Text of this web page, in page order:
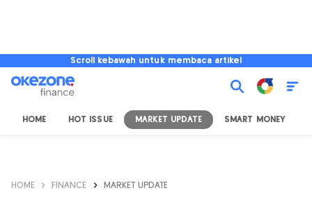
Scroll kebawah untuk membaca artikel
HOME HOT ISSUE MARKET UPDATE SMART MONEY
HOME FINANCE MARKET UPDATE